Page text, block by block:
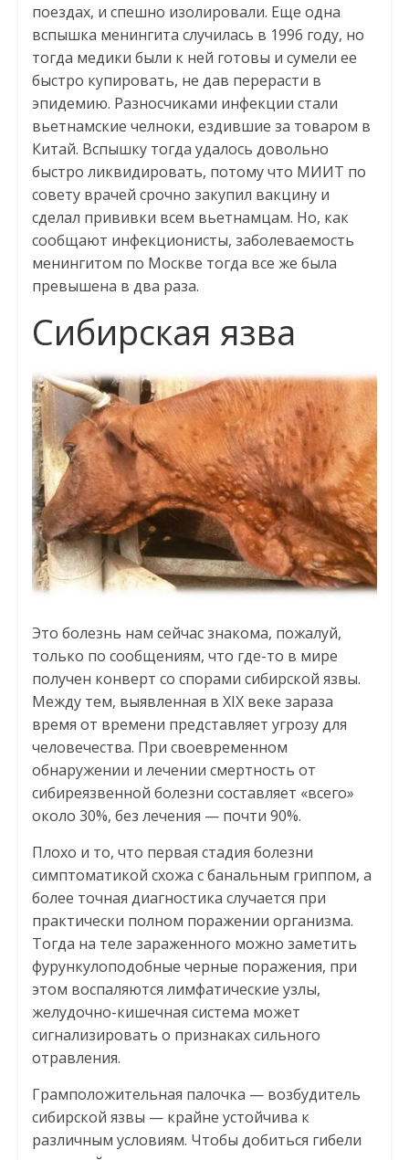
поездах, и спешно изолировали. Еще одна
вспышка менингита случилась в 1996 году, но
тогда медики были к ней готовы и сумели ее
быстро купировать, не дав перерасти в
эпидемию. Разносчиками инфекции стали
вьетнамские челноки, ездившие за товаром в
Китай. Вспышку тогда удалось довольно
быстро ликвидировать, потому что МИИТ по
совету врачей срочно закупил вакцину и
сделал прививки всем вьетнамцам. Но, как
сообщают инфекционисты, заболеваемость
менингитом по Москве тогда все же была
превышена в два раза.
Сибирская язва
Это болезнь нам сейчас знакома, пожалуй,
только по сообщениям, что где-то в мире
получен конверт со спорами сибирской язвы.
Между тем, выявленная в XIX веке зараза
время от времени представляет угрозу для
человечества. При своевременном
обнаружении и лечении смертность от
сибиреязвенной болезни составляет «всего»
около 30%, без лечения — почти 90%.
Плохо и то, что первая стадия болезни
симптоматикой схожа с банальным гриппом, а
более точная диагностика случается при
практически полном поражении организма.
Тогда на теле зараженного можно заметить
фурункулоподобные черные поражения, при
этом воспаляются лимфатические узлы,
желудочно-кишечная система может
сигнализировать о признаках сильного
отравления.
Грамположительная палочка — возбудитель
сибирской язвы — крайне устойчива к
различным условиям. Чтобы добиться гибели